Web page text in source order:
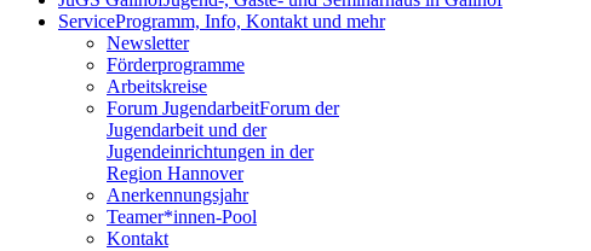
ServiceProgramm, Info, Kontakt und mehr
Newsletter
Förderprogramme
Arbeitskreise
Forum JugendarbeitForum der
Jugendarbeit und der
Jugendeinrichtungen in der
Region Hannover
Anerkennungsjahr
Teamer*innen-Pool
Kontakt